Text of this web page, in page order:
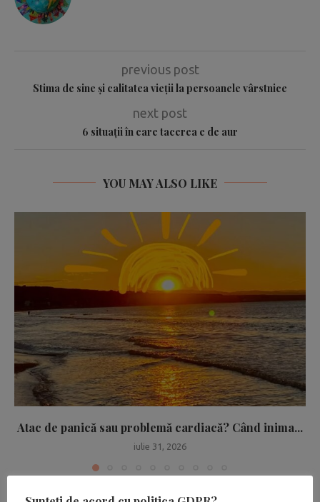
previous post
Stima de sine şi calitatea vieţii la persoanele vârstnice
next post
6 situații în care tacerea e de aur
YOU MAY ALSO LIKE
Atac de panică sau problemă cardiacă? Când inima...
iulie 31, 2026